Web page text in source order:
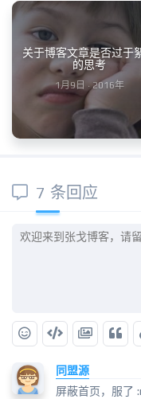
关于博客文章是否过于
的思考
1月9日 · 2016年
7 条回应
同盟源
屏蔽首页，服了